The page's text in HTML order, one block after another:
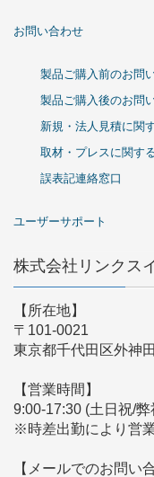
お問い合わせ
製品ご購入前のお問
製品ご購入後のお問
新規・法人見積に関
取材・プレスに関す
誤表記連絡窓口
ユーザーサポート
株式会社リンクス
【所在地】
〒101-0021
東京都千代田区外神
【営業時間】
9:00-17:30 (土日祝/
※時差出勤により営
【メールでのお問い